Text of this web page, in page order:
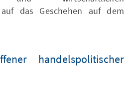
das Geschehen auf dem
handelspolitischer